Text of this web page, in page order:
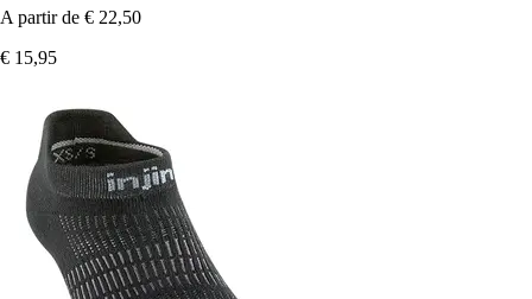
A partir de € 22,50
€ 15,95